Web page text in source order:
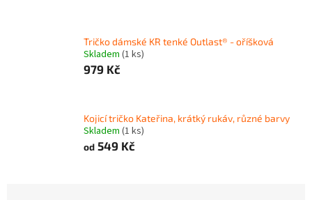
Tričko dámské KR tenké Outlast® - oříšková
Skladem (1 ks)
979 Kč
Kojicí tričko Kateřina, krátký rukáv, různé barvy
Skladem (1 ks)
od 549 Kč